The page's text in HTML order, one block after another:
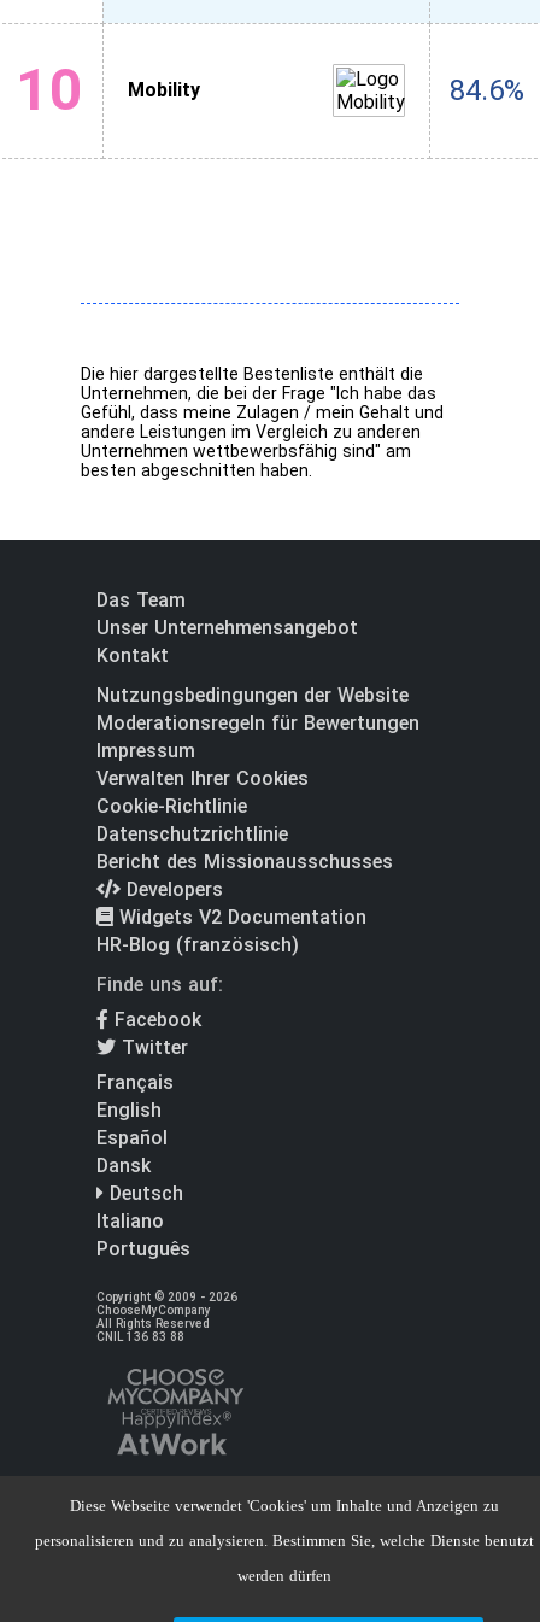
10 Mobility 84.6%
Die hier dargestellte Bestenliste enthält die
Unternehmen, die bei der Frage "Ich habe das
Gefühl, dass meine Zulagen / mein Gehalt und
andere Leistungen im Vergleich zu anderen
Unternehmen wettbewerbsfähig sind" am
besten abgeschnitten haben.
Das Team
Unser Unternehmensangebot
Kontakt
Nutzungsbedingungen der Website
Moderationsregeln für Bewertungen
Impressum
Verwalten Ihrer Cookies
Cookie-Richtlinie
Datenschutzrichtlinie
Bericht des Missionausschusses
Developers
Widgets V2 Documentation
HR-Blog (französisch)
Finde uns auf:
Facebook
Twitter
Français
English
Español
Dansk
Deutsch
Italiano
Português
Copyright © 2009 - 2026
ChooseMyCompany
All Rights Reserved
CNIL 136 83 88
Diese Webseite verwendet 'Cookies' um Inhalte und Anzeigen zu
personalisieren und zu analysieren. Bestimmen Sie, welche Dienste benutzt
werden dürfen